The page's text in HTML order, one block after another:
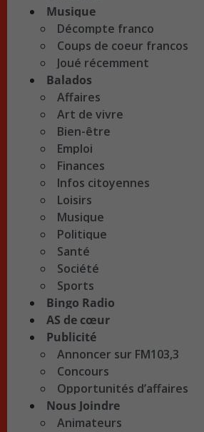
Musique
Décompte franco
Coups de coeur francos
Joué récemment
Balados
Affaires
Art de vivre
Bien-être
Emploi
Finances
Infos citoyennes
Loisirs
Musique
Politique
Santé
Société
Sports
Bingo Radio
AS de cœur
Publicité
Annoncer sur FM103,3
Concours
Opportunités d’affaires
Nous Joindre
Animateurs